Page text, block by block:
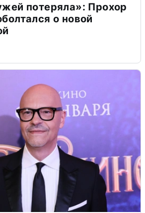
потеряла»: Прохор
о новой